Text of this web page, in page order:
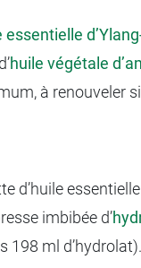
essentielle
huile végétale
à renouveler
d’huile
imbibée d’
198 ml